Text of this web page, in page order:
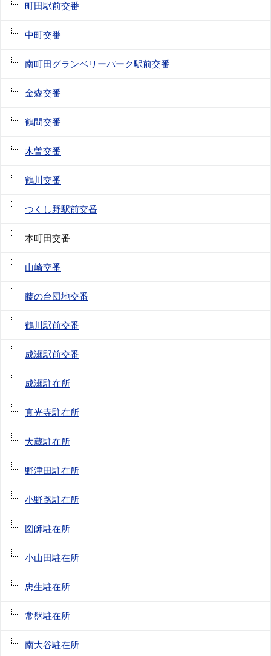
町田駅前交番
中町交番
南町田グランベリーパーク駅前交番
金森交番
鶴間交番
木曽交番
鶴川交番
つくし野駅前交番
本町田交番
山崎交番
藤の台団地交番
鶴川駅前交番
成瀬駅前交番
成瀬駐在所
真光寺駐在所
大蔵駐在所
野津田駐在所
小野路駐在所
図師駐在所
小山田駐在所
忠生駐在所
常盤駐在所
南大谷駐在所